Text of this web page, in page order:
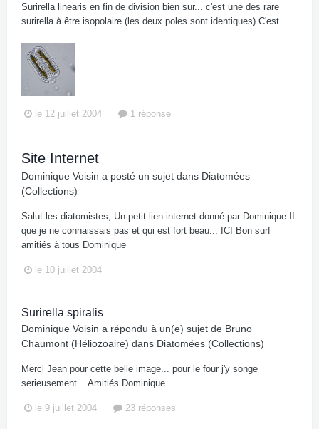
Surirella linearis en fin de division bien sur... c'est une des rare
surirella à être isopolaire (les deux poles sont identiques) C'est...
le 12 juillet 2004 1 réponse
Site Internet
Dominique Voisin a posté un sujet dans Diatomées
(Collections)
Salut les diatomistes, Un petit lien internet donné par Dominique II
que je ne connaissais pas et qui est fort beau... ICI Bon surf
amitiés à tous Dominique
le 10 juillet 2004
Surirella spiralis
Dominique Voisin a répondu à un(e) sujet de Bruno
Chaumont (Héliozoaire) dans Diatomées (Collections)
Merci Jean pour cette belle image... pour le four j'y songe
serieusement... Amitiés Dominique
le 9 juillet 2004 23 réponses